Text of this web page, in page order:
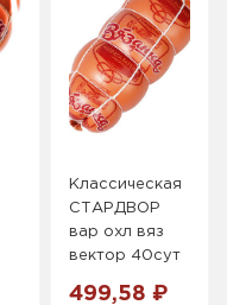
Классическая
СТАРДВОР
вар охл вяз
вектор 40сут
499,58 ₽